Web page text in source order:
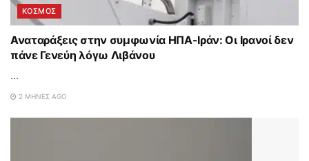
ΚΟΣΜΟΣ
Αναταράξεις στην συμφωνία ΗΠΑ-Ιράν: Οι Ιρανοί δεν
πάνε Γενεύη λόγω Λιβάνου
...
2 ΜΉΝΕΣ AGO